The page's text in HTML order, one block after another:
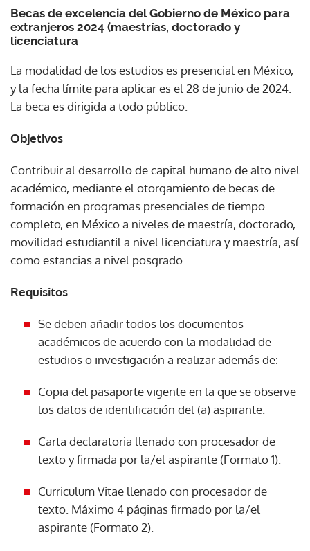
Becas de excelencia del Gobierno de México para
extranjeros 2024 (maestrías, doctorado y
licenciatura
La modalidad de los estudios es presencial en México,
y la fecha límite para aplicar es el 28 de junio de 2024.
La beca es dirigida a todo público.
Objetivos
Contribuir al desarrollo de capital humano de alto nivel
académico, mediante el otorgamiento de becas de
formación en programas presenciales de tiempo
completo, en México a niveles de maestría, doctorado,
movilidad estudiantil a nivel licenciatura y maestría, así
como estancias a nivel posgrado.
Requisitos
Se deben añadir todos los documentos
académicos de acuerdo con la modalidad de
estudios o investigación a realizar además de:
Copia del pasaporte vigente en la que se observe
los datos de identificación del (a) aspirante.
Carta declaratoria llenado con procesador de
texto y firmada por la/el aspirante (Formato 1).
Curriculum Vitae llenado con procesador de
texto. Máximo 4 páginas firmado por la/el
aspirante (Formato 2).